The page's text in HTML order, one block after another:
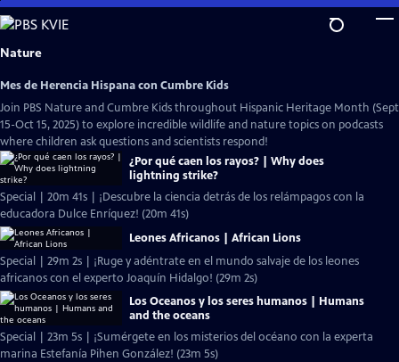
Skip
to
Main
Nature
Mes de Herencia Hispana con Cumbre Kids
Join PBS Nature and Cumbre Kids throughout Hispanic Heritage Month (Sept
15-Oct 15, 2025) to explore incredible wildlife and nature topics on podcasts
where children ask questions and scientists respond!
¿Por qué caen los rayos? | Why does
lightning strike?
Special | 20m 41s | ¡Descubre la ciencia detrás de los relámpagos con la
educadora Dulce Enríquez! (20m 41s)
Leones Africanos | African Lions
Special | 29m 2s | ¡Ruge y adéntrate en el mundo salvaje de los leones
africanos con el experto Joaquín Hidalgo! (29m 2s)
Los Oceanos y los seres humanos | Humans
and the oceans
Special | 23m 5s | ¡Sumérgete en los misterios del océano con la experta
marina Estefanía Pihen González! (23m 5s)